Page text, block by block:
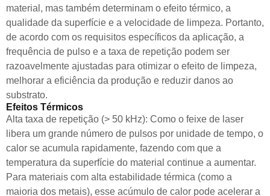
material, mas também determinam o efeito térmico, a
qualidade da superfície e a velocidade de limpeza. Portanto,
de acordo com os requisitos específicos da aplicação, a
frequência de pulso e a taxa de repetição podem ser
razoavelmente ajustadas para otimizar o efeito de limpeza,
melhorar a eficiência da produção e reduzir danos ao
substrato.
Efeitos Térmicos
Alta taxa de repetição (> 50 kHz): Como o feixe de laser
libera um grande número de pulsos por unidade de tempo, o
calor se acumula rapidamente, fazendo com que a
temperatura da superfície do material continue a aumentar.
Para materiais com alta estabilidade térmica (como a
maioria dos metais), esse acúmulo de calor pode acelerar a